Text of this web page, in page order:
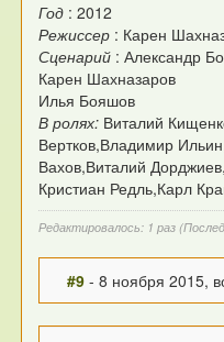
Год : 2012
Режиссер : Карен
Сценарий : Александр
Карен Шахназаров
Илья Бояшов
В ролях: Виталий
Вертков,Владимир
Вахов,Виталий
Кристиан Редль,Карл
Редактировалось: 1 раз
#9 - 8 ноября 2015,